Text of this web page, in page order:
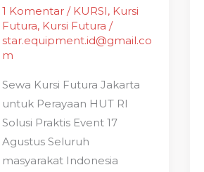
1 Komentar / KURSI, Kursi
Futura, Kursi Futura /
star.equipment.id@gmail.co
m
Sewa Kursi Futura Jakarta
untuk Perayaan HUT RI
Solusi Praktis Event 17
Agustus Seluruh
masyarakat Indonesia